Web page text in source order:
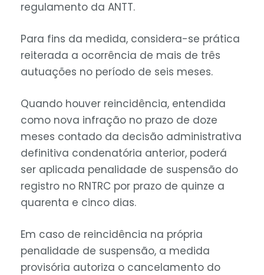
regulamento da ANTT.
Para fins da medida, considera-se prática
reiterada a ocorrência de mais de três
autuações no período de seis meses.
Quando houver reincidência, entendida
como nova infração no prazo de doze
meses contado da decisão administrativa
definitiva condenatória anterior, poderá
ser aplicada penalidade de suspensão do
registro no RNTRC por prazo de quinze a
quarenta e cinco dias.
Em caso de reincidência na própria
penalidade de suspensão, a medida
provisória autoriza o cancelamento do